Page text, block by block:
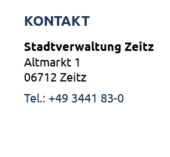
KONTAKT
Stadtverwaltung Zeitz
Altmarkt 1
06712 Zeitz
Tel.: +49 3441 83-0